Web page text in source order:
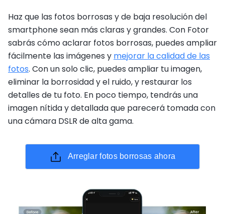
Haz que las fotos borrosas y de baja resolución del
smartphone sean más claras y grandes. Con Fotor
sabrás cómo aclarar fotos borrosas, puedes ampliar
fácilmente las imágenes y mejorar la calidad de las
fotos. Con un solo clic, puedes ampliar tu imagen,
eliminar la borrosidad y el ruido, y restaurar los
detalles de tu foto. En poco tiempo, tendrás una
imagen nítida y detallada que parecerá tomada con
una cámara DSLR de alta gama.
Arreglar fotos borrosas ahora